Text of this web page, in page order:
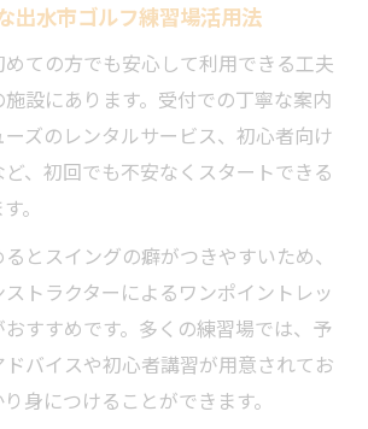
習習慣がフォーム安定の秘訣にな
でゴルフ練習場の練習効果を最大
活用でスコアが劇的向上へ
習場で実感できるスコアアップの
練習場を活かした効率的スコア改
に効くゴルフ練習場の使い方ガイ
出水市ゴルフ練習場活用法
ての方でも安心して利用できる工夫
設にあります。受付での丁寧な案内
ズのレンタルサービス、初心者向け
、初回でも不安なくスタートできる
。
とスイングの癖がつきやすいため、
トラクターによるワンポイントレッ
すすめです。多くの練習場では、予
バイスや初心者講習が用意されてお
身につけることができます。